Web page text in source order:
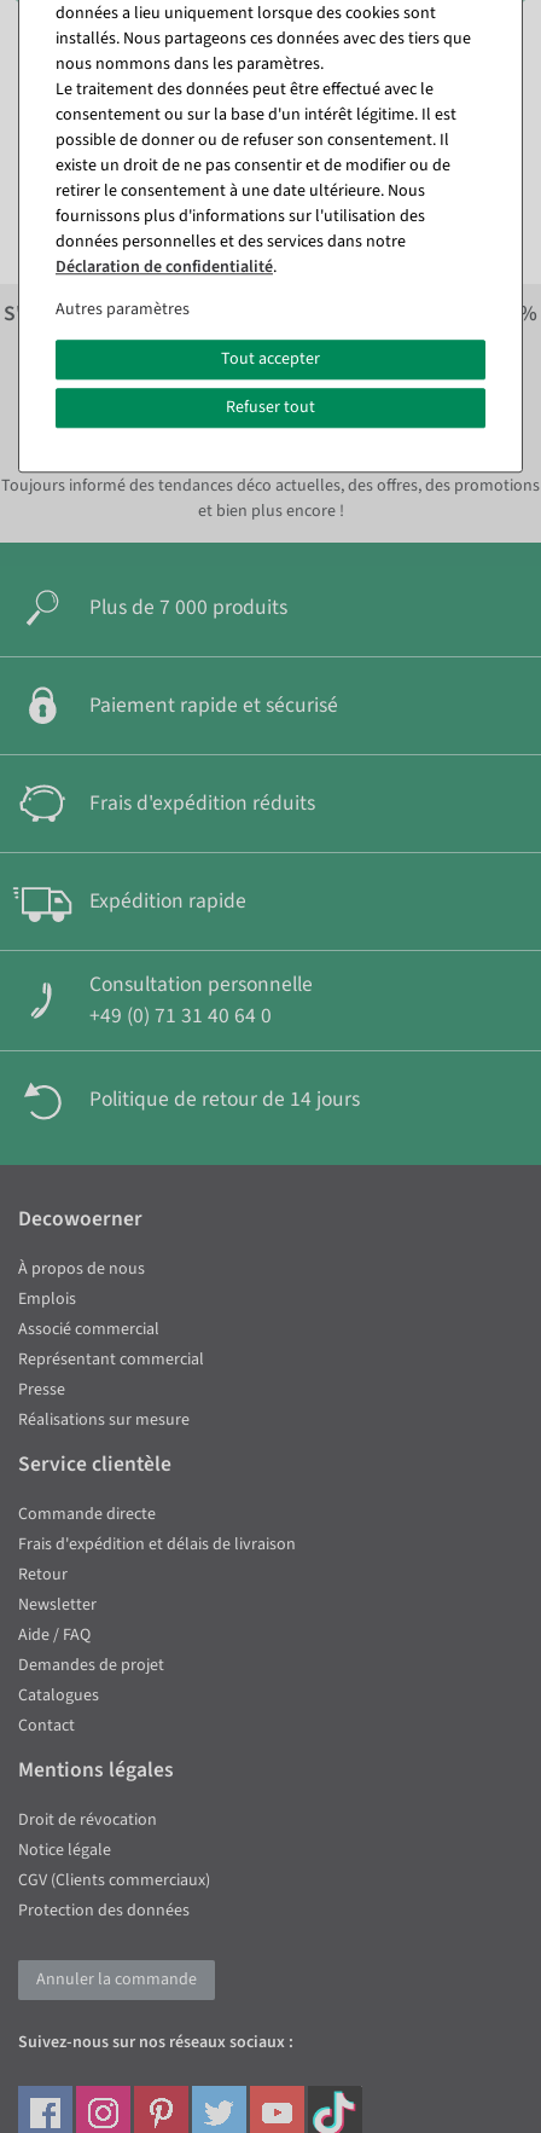
Cube pliant "Pourcentage"
10 x 10 cm
Disponible immédiatement
10,65 €
8,95 EUR hors TVA
Cube pliant "Pourcentage"
32 x 32 cm
Disponible immédiatement
27,31 €
22,95 EUR hors TVA
S'inscrire à la newsletter et recevoir immédiatement 10%
économiser sur la prochaine commande.*
S'abonner à la newsletter et
immédiatement10% ÉPARGNE*
Toujours informé des tendances déco actuelles, des offres, des promotions
et bien plus encore !
Plus de 7 000 produits
Paiement rapide et sécurisé
Frais d'expédition réduits
Expédition rapide
Consultation personnelle
+49 (0) 71 31 40 64 0
Politique de retour de 14 jours
données a lieu uniquement lorsque des cookies sont
installés. Nous partageons ces données avec des tiers que
nous nommons dans les paramètres.
Le traitement des données peut être effectué avec le
consentement ou sur la base d'un intérêt légitime. Il est
possible de donner ou de refuser son consentement. Il
existe un droit de ne pas consentir et de modifier ou de
retirer le consentement à une date ultérieure. Nous
fournissons plus d'informations sur l'utilisation des
données personnelles et des services dans notre
Déclaration de confidentialité.
Autres paramètres
Tout accepter
Refuser tout
Decowoerner
À propos de nous
Emplois
Associé commercial
Représentant commercial
Presse
Réalisations sur mesure
Service clientèle
Commande directe
Frais d'expédition et délais de livraison
Retour
Newsletter
Aide / FAQ
Demandes de projet
Catalogues
Contact
Mentions légales
Droit de révocation
Notice légale
CGV (Clients commerciaux)
Protection des données
Annuler la commande
Suivez-nous sur nos réseaux sociaux :